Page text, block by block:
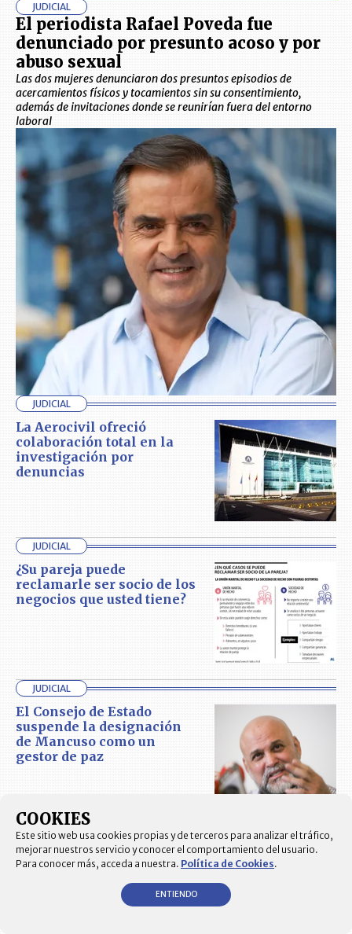
JUDICIAL
El periodista Rafael Poveda fue
denunciado por presunto acoso y por
abuso sexual
Las dos mujeres denunciaron dos presuntos episodios de
acercamientos físicos y tocamientos sin su consentimiento,
además de invitaciones donde se reunirían fuera del entorno
laboral
JUDICIAL
La Aerocivil ofreció
colaboración total en la
investigación por
denuncias
JUDICIAL
¿Su pareja puede
reclamarle ser socio de los
negocios que usted tiene?
JUDICIAL
El Consejo de Estado
suspende la designación
de Mancuso como un
gestor de paz
PLEITOS
COOKIES
Este sitio web usa cookies propias y de terceros para analizar el tráfico,
mejorar nuestros servicio y conocer el comportamiento del usuario.
Para conocer más, acceda a nuestra. Política de Cookies.
ENTIENDO